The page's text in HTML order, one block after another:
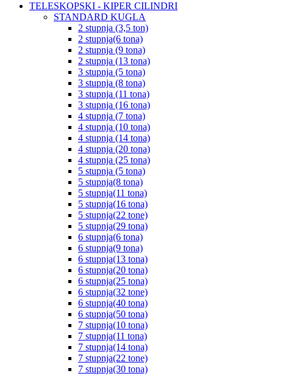
TELESKOPSKI - KIPER CILINDRI
STANDARD KUGLA
2 stupnja (3,5 ton)
2 stupnja(6 tona)
2 stupnja (9 tona)
2 stupnja (13 tona)
3 stupnja (5 tona)
3 stupnja (8 tona)
3 stupnja (11 tona)
3 stupnja (16 tona)
4 stupnja (7 tona)
4 stupnja (10 tona)
4 stupnja (14 tona)
4 stupnja (20 tona)
4 stupnja (25 tona)
5 stupnja (5 tona)
5 stupnja(8 tona)
5 stupnja(11 tona)
5 stupnja(16 tona)
5 stupnja(22 tone)
5 stupnja(29 tona)
6 stupnja(6 tona)
6 stupnja(9 tona)
6 stupnja(13 tona)
6 stupnja(20 tona)
6 stupnja(25 tona)
6 stupnja(32 tone)
6 stupnja(40 tona)
6 stupnja(50 tona)
7 stupnja(10 tona)
7 stupnja(11 tona)
7 stupnja(14 tona)
7 stupnja(22 tone)
7 stupnja(30 tona)